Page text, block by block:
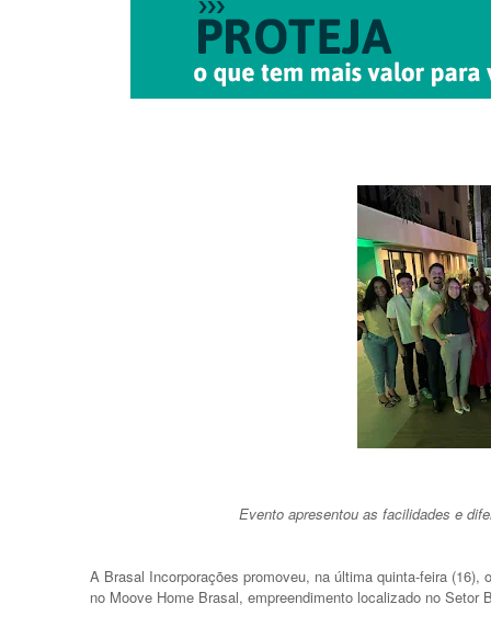
Evento apresentou as facilidades e
A Brasal Incorporações promoveu, na última quinta-feira
no Moove Home Brasal, empreendimento localizado no Setor